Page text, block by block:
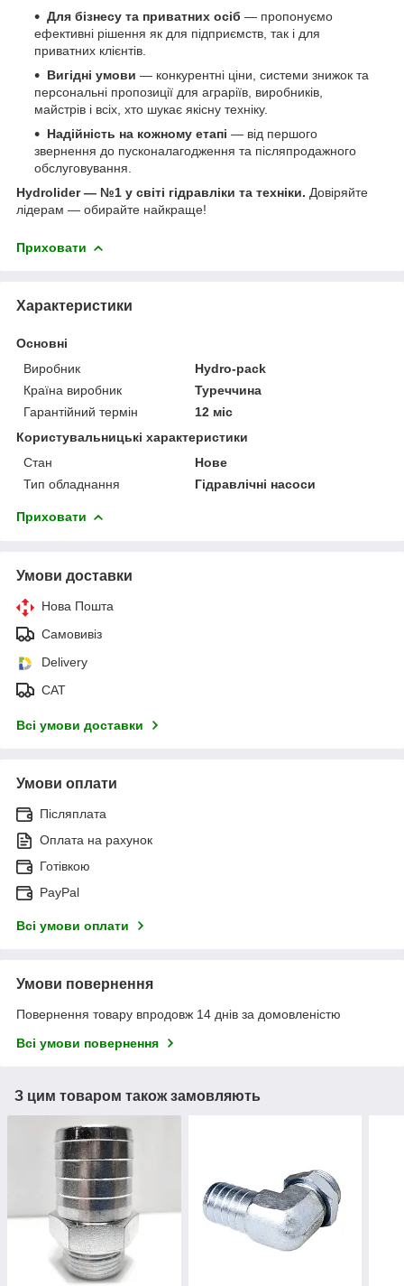
Для бізнесу та приватних осіб — пропонуємо
ефективні рішення як для підприємств, так і для
приватних клієнтів.
Вигідні умови — конкурентні ціни, системи знижок та
персональні пропозиції для аграріїв, виробників,
майстрів і всіх, хто шукає якісну техніку.
Надійність на кожному етапі — від першого
звернення до пусконалагодження та післяпродажного
обслуговування.
Hydrolider — №1 у світі гідравліки та техніки. Довіряйте
лідерам — обирайте найкраще!
Приховати
Характеристики
Основні
Виробник
Hydro-pack
Країна виробник
Туреччина
Гарантійний термін
12 міс
Користувальницькі характеристики
Стан
Нове
Тип обладнання
Гідравлічні насоси
Приховати
Умови доставки
Нова Пошта
Самовивіз
Delivery
САТ
Всі умови доставки
Умови оплати
Післяплата
Оплата на рахунок
Готівкою
PayPal
Всі умови оплати
Умови повернення
Повернення товару впродовж 14 днів за домовленістю
Всі умови повернення
З цим товаром також замовляють